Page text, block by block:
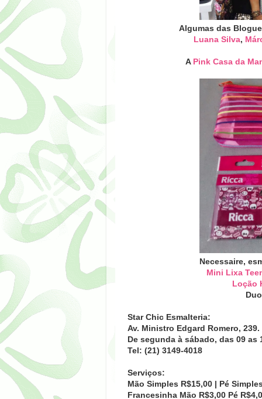
Algumas das
Luana Silva,
A Pink Casa da
Necessaire,
Mini Lixa
Loção
Star Chic Esmalteria:
Av. Ministro Edgard Romero,
De segunda à sábado, das 09 as
Tel: (21) 3149-4018
Serviços:
Mão Simples R$15,00 | Pé
Francesinha Mão R$3,00 Pé